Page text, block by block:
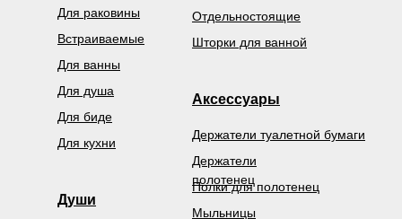
Души
Держатели
полотенец
Мыльницы
Держатели туалетной бумаги
Полки для полотенец
Встраиваемые
Для биде
Для ванны
Для душа
Для раковины
Для кухни
Отдельностоящие
Шторки для ванной
Аксессуары